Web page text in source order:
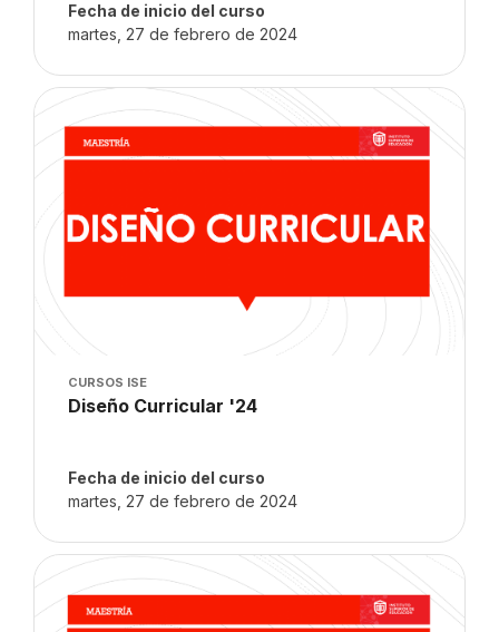
Fecha de inicio del curso
martes, 27 de febrero de 2024
Imagen del curso" Diseño Curricular '24
Imagen del curso
CURSOS ISE
Nombre del curso
Diseño Curricular '24
Fecha de inicio del curso
martes, 27 de febrero de 2024
Imagen del curso" Trastornos I '24